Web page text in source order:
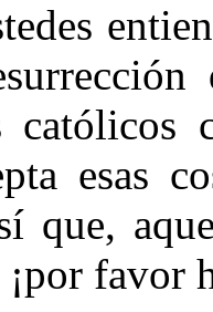
católicos
esas
que,
¡por favor